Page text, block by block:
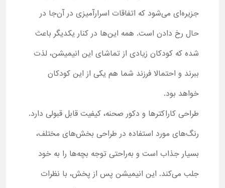
جزیره‌ای می‌شود که اتفاقات اسرارآمیزی در آن‌جا در
حال رخ دادن است. همه این‌ها در کنار یکدیگر باعث
شده که کودکان زیادی از تماشای این انیمیشن، لذت
ببرند و احتمالا فرزند شما هم یکی از این کودکان
خواهد بود.
طراحی کاراکترها و دکور صحنه، کیفیت قابل قبولی دارد.
رنگ‌های مورد استفاده در طراحی بخش‌های مختلف،
بسیار جذاب است و به‌راحتی توجه بچه‌ها را به خود
جلب می‌کند. این انیمیشن پس از پخش، با نظرات